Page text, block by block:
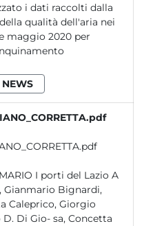
i dati raccolti dalla
qualità dell'aria nei
maggio 2020 per
NEWS
Gianmario Bignardi,
Caleprico, Giorgio
Di Gio- sa, Concetta